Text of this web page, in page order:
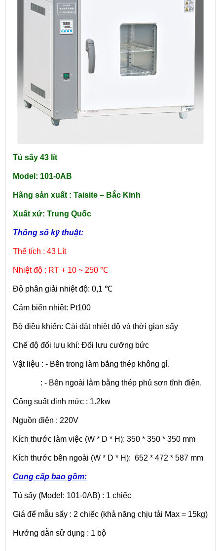
Tủ sấy 43 lít
Model: 101-0AB
Hãng sản xuất : Taisite – Bắc Kinh
Xuất xứ: Trung Quốc
Thông số kỹ thuật:
Thể tích : 43 Lít
Nhiệt độ : RT + 10 ~ 250 ℃
Độ phân giải nhiệt độ: 0,1 ℃
Cảm biến nhiệt: Pt100
Bộ điều khiển: Cài đặt nhiệt độ và thời gian sấy
Chế độ đối lưu khí: Đối lưu cưỡng bức
Vật liệu : - Bên trong làm bằng thép không gỉ.
: - Bên ngoài lằm bằng thép phủ sơn tĩnh điện.
Công suất đinh mức : 1.2kw
Nguồn điện : 220V
Kích thước làm việc (W * D * H): 350 * 350 * 350 mm
Kích thước bên ngoài (W * D * H): 652 * 472 * 587 mm
Cung cấp bao gồm:
Tủ sấy (Model: 101-0AB) : 1 chiếc
Giá để mẫu sấy : 2 chiếc (khả năng chịu tải Max = 15kg)
Hướng dẫn sử dụng : 1 bộ